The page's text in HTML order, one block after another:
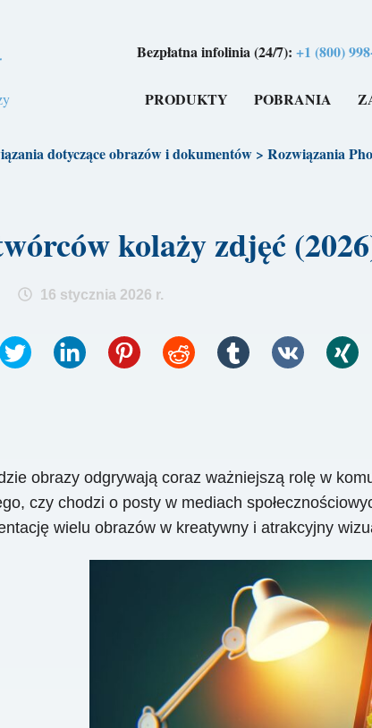
Bezpłatna infolinia (24/7):+1 (800)
PRODUKTY POBRANIA
dotyczące obrazów i dokumentów> Rozwiązania
kolaży zdjęć
16 stycznia 2026 r.
obrazy odgrywają coraz ważniejszą rolę w
czy chodzi o posty w mediach
wielu obrazów w kreatywny i atrakcyjny